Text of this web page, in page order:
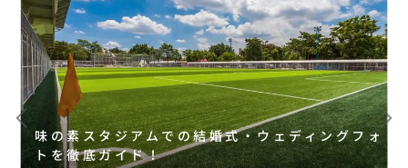
味の素スタジアムでの結婚式・ウェディングフォ
トを徹底ガイド！